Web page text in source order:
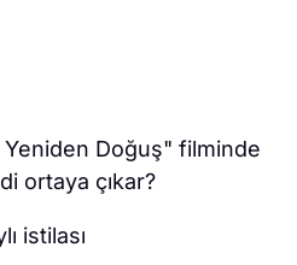
Yeniden Doğuş" filminde
ortaya çıkar?
istilası